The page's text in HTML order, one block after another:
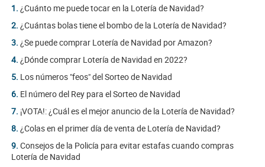
1. ¿Cuánto me puede tocar en la Lotería de Navidad?
2. ¿Cuántas bolas tiene el bombo de la Lotería de Navidad?
3. ¿Se puede comprar Lotería de Navidad por Amazon?
4. ¿Dónde comprar Lotería de Navidad en 2022?
5. Los números "feos" del Sorteo de Navidad
6. El número del Rey para el Sorteo de Navidad
7. ¡VOTA!: ¿Cuál es el mejor anuncio de la Lotería de Navidad?
8. ¿Colas en el primer día de venta de Lotería de Navidad?
9. Consejos de la Policía para evitar estafas cuando compras
Lotería de Navidad